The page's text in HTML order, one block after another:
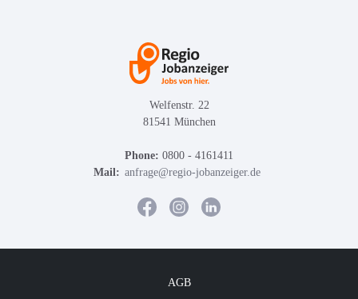
Welfenstr. 22
81541 München
Phone: 0800 - 4161411
Mail: anfrage@regio-jobanzeiger.de
AGB